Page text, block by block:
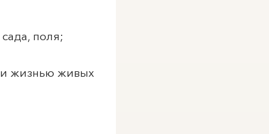
поля;
и жизнью живых